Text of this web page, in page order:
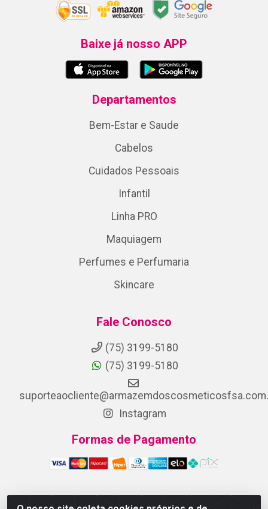
Baixe já nosso APP
Departamentos
Bem-Estar e Saude
Cabelos
Cuidados Pessoais
Infantil
Linha PRO
Maquiagem
Perfumes e Perfumaria
Skincare
Fale Conosco
(75) 3199-5180
(75) 3199-5180
Instagram
Formas de Pagamento